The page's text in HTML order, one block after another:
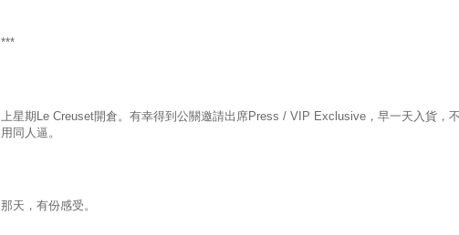
***
上星期 Le Creuset開倉。有幸得到公關邀請出席Press / VIP Exclusive ，早一天入貨，不
用同人逼。
那天，有份感受。